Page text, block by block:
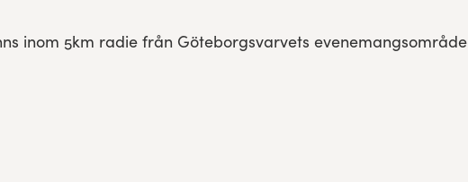
inom 5km radie från Göteborgsvarvets evenemangsområde